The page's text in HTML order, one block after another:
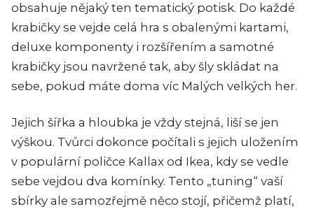
obsahuje nějaký ten tematický potisk. Do každé
krabičky se vejde celá hra s obalenými kartami,
deluxe komponenty i rozšířením a samotné
krabičky jsou navržené tak, aby šly skládat na
sebe, pokud máte doma víc Malých velkých her.
Jejich šířka a hloubka je vždy stejná, liší se jen
výškou. Tvůrci dokonce počítali s jejich uložením
v populární poličce Kallax od Ikea, kdy se vedle
sebe vejdou dva komínky. Tento „tuning“ vaší
sbírky ale samozřejmě něco stojí, přičemž platí,